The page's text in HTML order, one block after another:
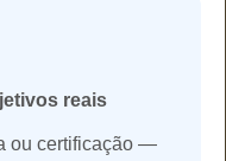
reais
ou certificação —